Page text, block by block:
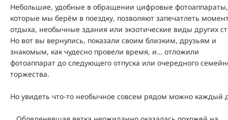
Небольшие, удобные в обращении цифровые фотоаппараты,
которые мы берём в поездку, позволяют запечатлеть
отдыха, необычные здания или экзотические виды других
Но вот вы вернулись, показали своим близким, друзьям и
знакомым, как чудесно провели время, и… отложили
фотоаппарат до следующего отпуска или очередного
торжества.
Но увидеть что-то необычное совсем рядом можно каждый